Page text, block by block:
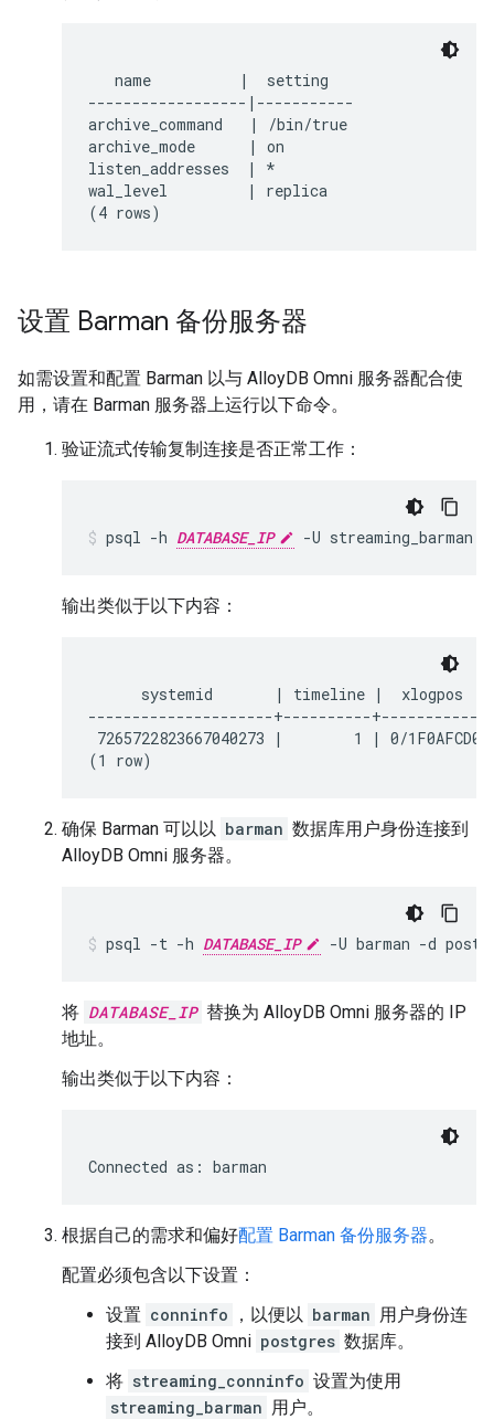
   name          |  setting
------------------|-----------
archive_command   | /bin/true
archive_mode      | on
listen_addresses  | *
wal_level         | replica
设置 Barman 备份服务器
如需设置和配置 Barman 以与 AlloyDB Omni 服务器配合使
用，请在 Barman 服务器上运行以下命令。
验证流式传输复制连接是否正常工作：
psql -h DATABASE_IP -U streaming_barman
输出类似于以下内容：
systemid       | timeline |  xlogpos
---------------------+----------+------------
7265722823667040273 |        1 | 0/1F0AFCD0
确保 Barman 可以以 barman 数据库用户身份连接到
AlloyDB Omni 服务器。
psql -t -h DATABASE_IP -U barman -d
将 DATABASE_IP 替换为 AlloyDB Omni 服务器的 IP
地址。
输出类似于以下内容：
根据自己的需求和偏好配置 Barman 备份服务器。
配置必须包含以下设置：
设置 conninfo ，以便以 barman 用户身份连
接到 AlloyDB Omni postgres 数据库。
将 streaming_conninfo 设置为使用
streaming_barman 用户。